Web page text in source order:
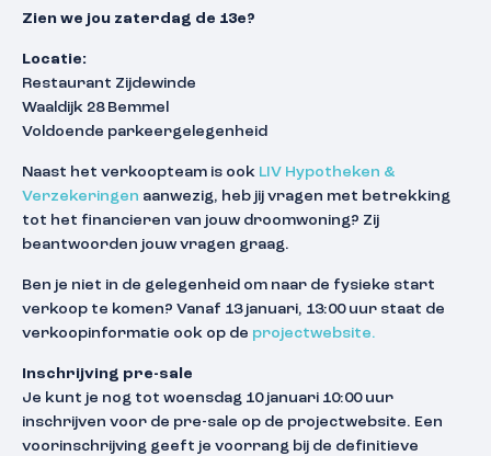
Zien we jou zaterdag de 13e?
Locatie:
Restaurant Zijdewinde
Waaldijk 28 Bemmel
Voldoende parkeergelegenheid
Naast het verkoopteam is ook LIV Hypotheken &
Verzekeringen aanwezig, heb jij vragen met betrekking
tot het financieren van jouw droomwoning? Zij
beantwoorden jouw vragen graag.
Ben je niet in de gelegenheid om naar de fysieke start
verkoop te komen? Vanaf 13 januari, 13:00 uur staat de
verkoopinformatie ook op de projectwebsite.
Inschrijving pre-sale
Je kunt je nog tot woensdag 10 januari 10:00 uur
inschrijven voor de pre-sale op de projectwebsite. Een
voorinschrijving geeft je voorrang bij de definitieve